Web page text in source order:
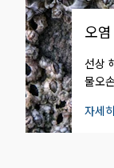
오
선상
물오
자세